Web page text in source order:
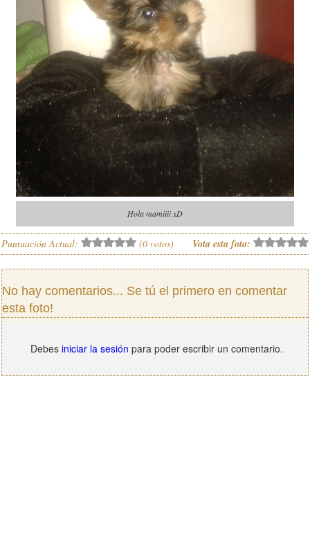
Hola mamiiii xD
Puntuación Actual: (0 votos) Vota esta foto:
No hay comentarios... Se tú el primero en comentar
esta foto!
Debes iniciar la sesión para poder escribir un comentario.